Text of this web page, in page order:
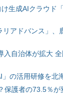
生成AIクラウド
アドバンス」、
入自治体が拡大
の活用研修を北
保護者の73.5％